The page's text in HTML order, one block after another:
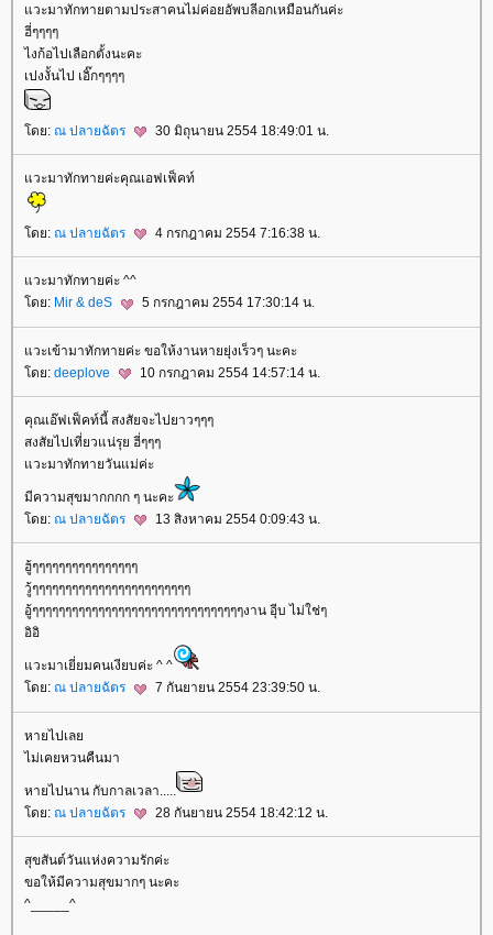
วะมาทักทายตามประสาคนไม่ค่อยอัพบลีอกเหมือนกันค่ะ
ฮี่ๆๆๆๆ
ไงก้อไปเลือกตั้งนะคะ
เปงงั้นไป เอิ๊กๆๆๆๆ
ดย: ณ ปลายฉัตร 30 มิถุนายน 2554 18:49:01 น.
วะมาทักทายค่ะคุณเอฟเฟ็คท์
ดย: ณ ปลายฉัตร 4 กรกฎาคม 2554 7:16:38 น.
วะมาทักทายค่ะ ^^
ดย: Mir & deS 5 กรกฎาคม 2554 17:30:14 น.
วะเข้ามาทักทายค่ะ ขอให้งานหายยุ่งเร็วๆ นะคะ
ดย: deeplove 10 กรกฎาคม 2554 14:57:14 น.
คุณเอ๊ฟเฟ็คท์นี้ สงสัยจะไปยาวๆๆๆ
สงสัยไปเที่ยวแน่รุย ฮี่ๆๆๆ
วะมาทักทายวันแม่ค่ะ
มีความสุขมากกกก ๆ นะคะ
ดย: ณ ปลายฉัตร 13 สิงหาคม 2554 0:09:43 น.
ฮู้ๆๆๆๆๆๆๆๆๆๆๆๆๆๆๆๆ
วู้ๆๆๆๆๆๆๆๆๆๆๆๆๆๆๆๆๆๆๆๆๆๆๆๆ
อู้ๆๆๆๆๆๆๆๆๆๆๆๆๆๆๆๆๆๆๆๆๆๆๆๆๆๆๆๆๆๆๆๆงาน อุีบ ไม่ใช่ๆ
อิอิ
วะมาเยี่ยมคนเงียบค่ะ ^ ^
ดย: ณ ปลายฉัตร 7 กันยายน 2554 23:39:50 น.
หายไปเล
ไม่เคยหวนคืนมา
หายไปนาน กับกาลเวลา.....
ดย: ณ ปลายฉัตร 28 กันยายน 2554 18:42:12 น.
สุขสันต์วันแห่งความรักค่ะ
ขอให้มีความสุขมากๆ นะคะ
^_____^